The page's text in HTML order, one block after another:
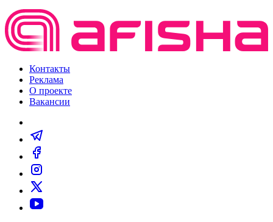
Контакты
Реклама
О проекте
Вакансии